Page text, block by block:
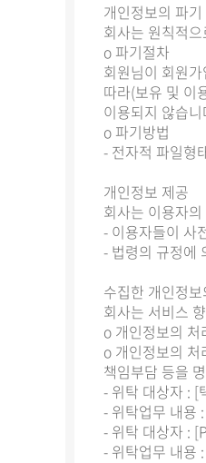
개인정보의 파
회사는 원칙적
ο 파기절차
회원님이 회원
따라(보유 및 이
이용되지 않습니
ο 파기방법
- 전자적 파일형
개인정보 제공
회사는 이용자
- 이용자들이 사
- 법령의 규정에
수집한 개인정
회사는 서비스
ο 개인정보의
ο 개인정보의
책임부담 등을
- 위탁 대상자 : [
- 위탁업무 내용
- 위탁 대상자 :
- 위탁업무 내용